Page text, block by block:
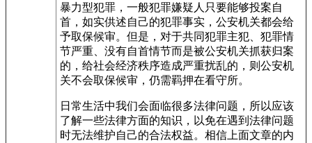
暴力型犯罪，一般犯罪嫌疑人只要能够投案自
首，如实供述自己的犯罪事实，公安机关都会给
予取保候审。但是，对于共同犯罪主犯、犯罪情
节严重、没有自首情节而是被公安机关抓获归案
的，给社会经济秩序造成严重扰乱的，则公安机
关不会取保候审，仍需羁押在看守所。
日常生活中我们会面临很多法律问题，所以应该
了解一些法律方面的知识，以免在遇到法律问题
时无法维护自己的合法权益。相信上面文章的内